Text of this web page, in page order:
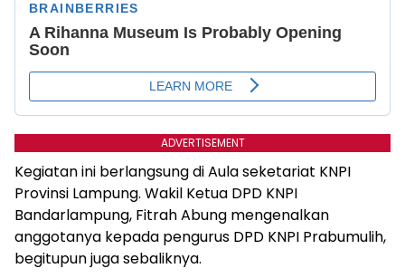
ADVERTISEMENT
Kegiatan ini berlangsung di Aula seketariat KNPI
Provinsi Lampung. Wakil Ketua DPD KNPI
Bandarlampung, Fitrah Abung mengenalkan
anggotanya kepada pengurus DPD KNPI Prabumulih,
begitupun juga sebaliknya.